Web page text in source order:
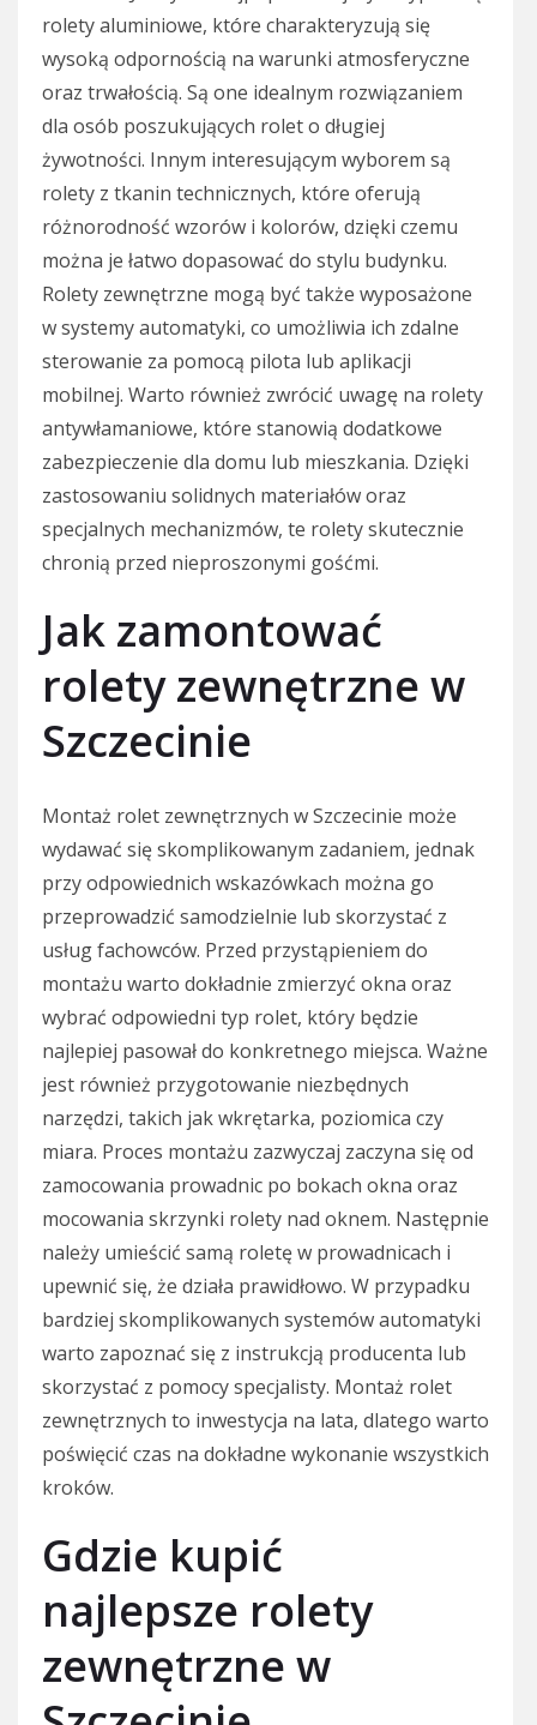
rolety aluminiowe, które charakteryzują się
wysoką odpornością na warunki atmosferyczne
oraz trwałością. Są one idealnym rozwiązaniem
dla osób poszukujących rolet o długiej
żywotności. Innym interesującym wyborem są
rolety z tkanin technicznych, które oferują
różnorodność wzorów i kolorów, dzięki czemu
można je łatwo dopasować do stylu budynku.
Rolety zewnętrzne mogą być także wyposażone
w systemy automatyki, co umożliwia ich zdalne
sterowanie za pomocą pilota lub aplikacji
mobilnej. Warto również zwrócić uwagę na rolety
antywłamaniowe, które stanowią dodatkowe
zabezpieczenie dla domu lub mieszkania. Dzięki
zastosowaniu solidnych materiałów oraz
specjalnych mechanizmów, te rolety skutecznie
chronią przed nieproszonymi gośćmi.
Jak zamontować
rolety zewnętrzne w
Szczecinie
Montaż rolet zewnętrznych w Szczecinie może
wydawać się skomplikowanym zadaniem, jednak
przy odpowiednich wskazówkach można go
przeprowadzić samodzielnie lub skorzystać z
usług fachowców. Przed przystąpieniem do
montażu warto dokładnie zmierzyć okna oraz
wybrać odpowiedni typ rolet, który będzie
najlepiej pasował do konkretnego miejsca. Ważne
jest również przygotowanie niezbędnych
narzędzi, takich jak wkrętarka, poziomica czy
miara. Proces montażu zazwyczaj zaczyna się od
zamocowania prowadnic po bokach okna oraz
mocowania skrzynki rolety nad oknem. Następnie
należy umieścić samą roletę w prowadnicach i
upewnić się, że działa prawidłowo. W przypadku
bardziej skomplikowanych systemów automatyki
warto zapoznać się z instrukcją producenta lub
skorzystać z pomocy specjalisty. Montaż rolet
zewnętrznych to inwestycja na lata, dlatego warto
poświęcić czas na dokładne wykonanie wszystkich
kroków.
Gdzie kupić
najlepsze rolety
zewnętrzne w